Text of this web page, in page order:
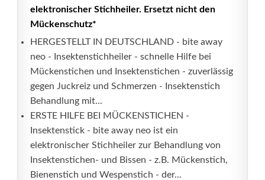
elektronischer Stichheiler. Ersetzt nicht den
Mückenschutz*
HERGESTELLT IN DEUTSCHLAND - bite away
neo - Insektenstichheiler - schnelle Hilfe bei
Mückenstichen und Insektenstichen - zuverlässig
gegen Juckreiz und Schmerzen - Insektenstich
Behandlung mit...
ERSTE HILFE BEI MÜCKENSTICHEN -
Insektenstick - bite away neo ist ein
elektronischer Stichheiler zur Behandlung von
Insektenstichen- und Bissen - z.B. Mückenstich,
Bienenstich und Wespenstich - der...